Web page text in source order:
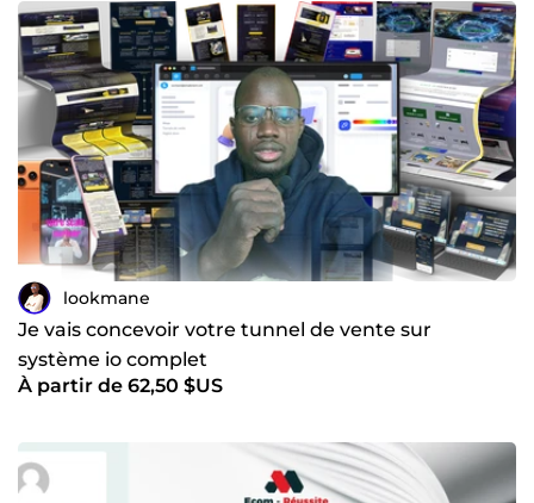
lookmane
Je vais concevoir votre tunnel de vente sur
système io complet
À partir de 62,50 $US